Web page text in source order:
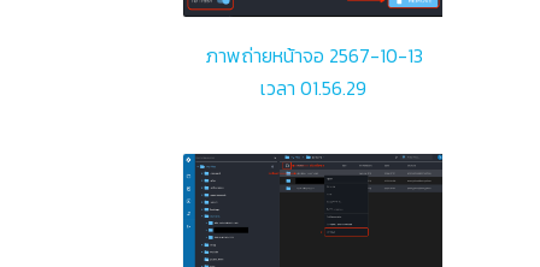
ภาพถ่ายหน้าจอ 2567-10-13
เวลา 01.56.29